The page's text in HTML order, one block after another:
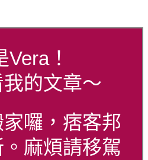
！
的文章～
囉，痞客邦
麻煩請移駕